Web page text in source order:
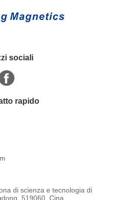
sociali
rapido
di scienza e tecnologia di
519060, Cina